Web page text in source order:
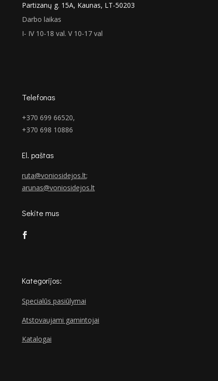
Partizanų g. 15A, Kaunas, LT-50203
Darbo laikas
I- IV 10-18 val. V 10-17 val
Telefonas
+370 699 66520,
+370 698 10886
El. paštas
ruta@voniosidejos.lt;
arunas@voniosidejos.lt
Sekite mus
Kategorijos:
Specialūs pasiūlymai
Atstovaujami gamintojai
Katalogai